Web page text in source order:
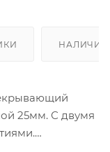
НАЛИЧИЕ
25мм. С двумя